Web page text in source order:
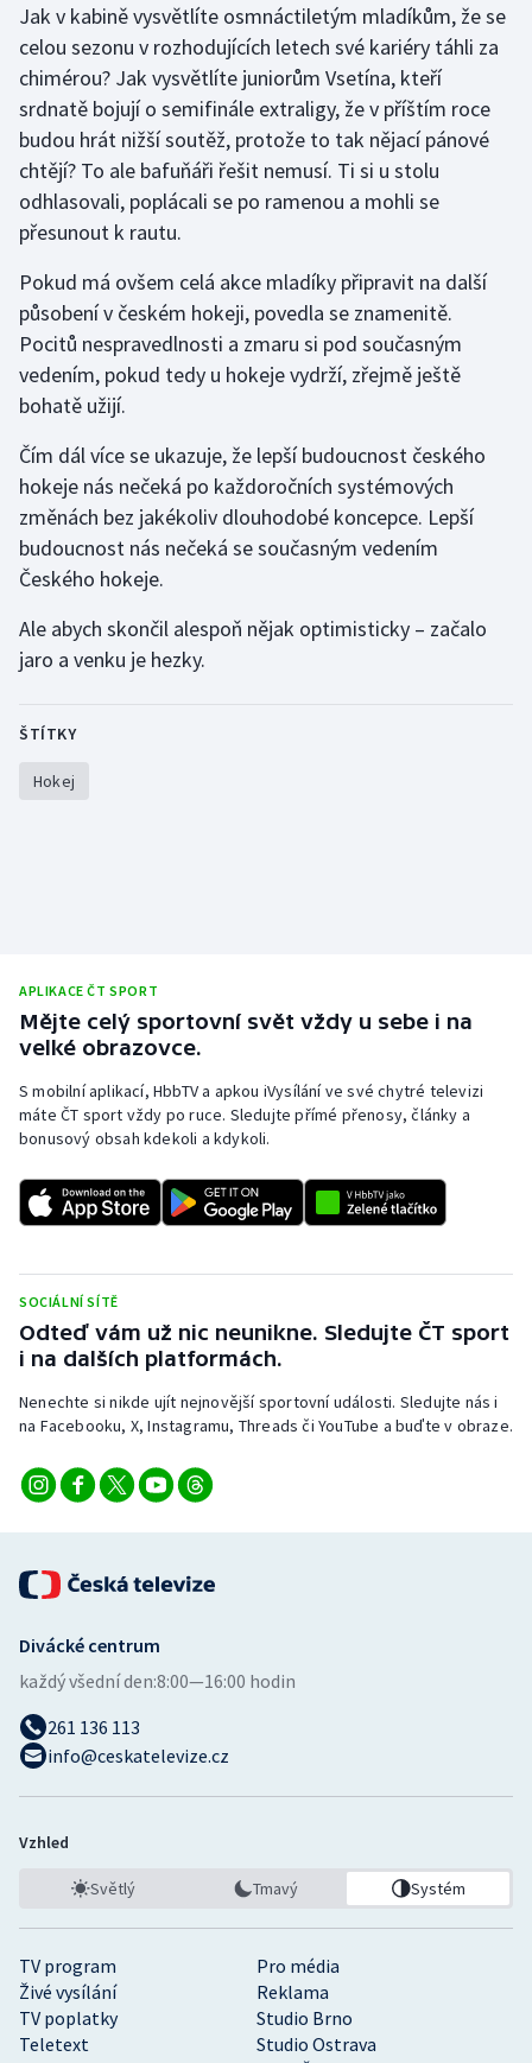
Jak v kabině vysvětlíte osmnáctiletým mladíkům, že se
celou sezonu v rozhodujících letech své kariéry táhli za
chimérou? Jak vysvětlíte juniorům Vsetína, kteří
srdnatě bojují o semifinále extraligy, že v příštím roce
budou hrát nižší soutěž, protože to tak nějací pánové
chtějí? To ale bafuňáři řešit nemusí. Ti si u stolu
odhlasovali, poplácali se po ramenou a mohli se
přesunout k rautu.
Pokud má ovšem celá akce mladíky připravit na další
působení v českém hokeji, povedla se znamenitě.
Pocitů nespravedlnosti a zmaru si pod současným
vedením, pokud tedy u hokeje vydrží, zřejmě ještě
bohatě užijí.
Čím dál více se ukazuje, že lepší budoucnost českého
hokeje nás nečeká po každoročních systémových
změnách bez jakékoliv dlouhodobé koncepce. Lepší
budoucnost nás nečeká se současným vedením
Českého hokeje.
Ale abych skončil alespoň nějak optimisticky – začalo
jaro a venku je hezky.
ŠTÍTKY
Hokej
APLIKACE ČT SPORT
Mějte celý sportovní svět vždy u sebe i na
velké obrazovce.
S mobilní aplikací, HbbTV a apkou iVysílání ve své chytré televizi
máte ČT sport vždy po ruce. Sledujte přímé přenosy, články a
bonusový obsah kdekoli a kdykoli.
SOCIÁLNÍ SÍTĚ
Odteď vám už nic neunikne. Sledujte ČT sport
i na dalších platformách.
Nenechte si nikde ujít nejnovější sportovní události. Sledujte nás i
na Facebooku, X, Instagramu, Threads či YouTube a buďte v obraze.
TV program
Pro média
Živé vysílání
Reklama
TV poplatky
Studio Brno
Teletext
Studio Ostrava
Divácké centrum
každý všední den:8:00—16:00 hodin
261 136 113
info@ceskatelevize.cz
Vzhled
Světlý Tmavý Systém